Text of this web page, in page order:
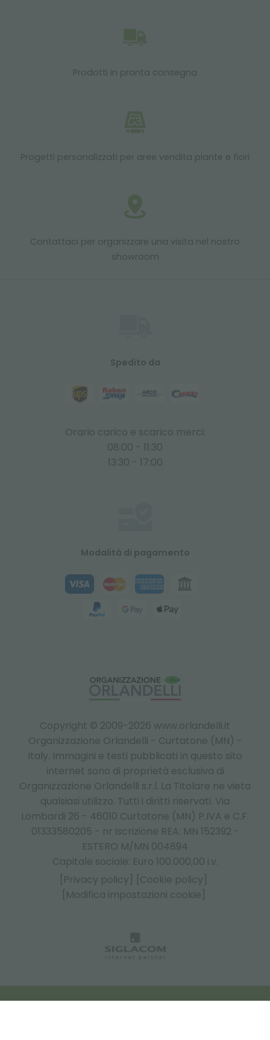
Prodotti in pronta consegna
Progetti personalizzati per aree vendita piante e fiori
Contattaci per organizzare una visita nel nostro
showroom
Copyright © 2009-2026 www.orlandelli.it
Organizzazione Orlandelli - Curtatone (MN) -
Italy. Immagini e testi pubblicati in questo sito
internet sono di proprietà esclusiva di
Organizzazione Orlandelli s.r.l. La Titolare ne vieta
qualsiasi utilizzo. Tutti i diritti riservati. Via
Lombardi 26 - 46010 Curtatone (MN) P.IVA e C.F.
01333580205 - nr iscrizione REA: MN 152392 -
ESTERO M/MN 004894
Capitale sociale: Euro 100.000,00 i.v.
[Privacy policy]
[Cookie policy]
[Modifica impostazioni cookie]
Spedito da
Orario carico e scarico merci:
08:00 - 11:30
13:30 - 17:00
Modalità di pagamento